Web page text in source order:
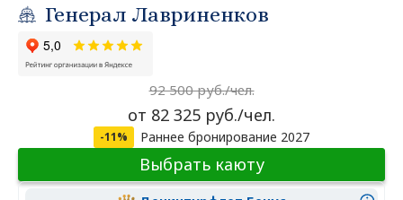
Генерал Лавриненков
92 500 руб./чел.
от 82 325 руб./чел.
-11% Раннее бронирование 2027
Выбрать каюту